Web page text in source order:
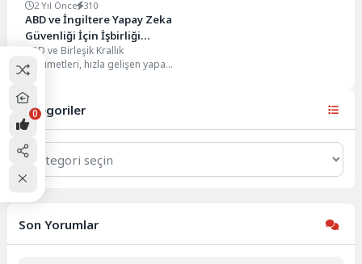
2 Yıl Önce 310
ABD ve İngiltere Yapay Zeka
Güvenliği İçin İşbirliği
Yapacak
ABD ve Birleşik Krallık
hükümetleri, hızla gelişen yapay
zeka dünyasında güvenliği
artırmak için test paketleri...
Kategoriler
Kategoriler
Son Yorumlar
0